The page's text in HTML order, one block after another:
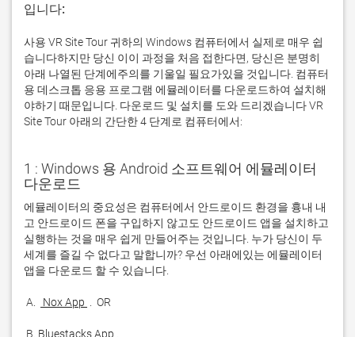
입니다:
사용 VR Site Tour 귀하의 Windows 컴퓨터에서 실제로 매우 쉽
습니다하지만 당신 이이 과정을 처음 접한다면, 당신은 분명히
아래 나열된 단계에주의를 기울일 필요가있을 것입니다. 컴퓨터
용 데스크톱 응용 프로그램 에뮬레이터를 다운로드하여 설치해
야하기 때문입니다. 다운로드 및 설치를 도와 드리겠습니다 VR
Site Tour 아래의 간단한 4 단계로 컴퓨터에서:
1 : Windows 용 Android 소프트웨어 에뮬레이터
다운로드
에뮬레이터의 중요성은 컴퓨터에서 안드로이드 환경을 흉내 내
고 안드로이드 폰을 구입하지 않고도 안드로이드 앱을 설치하고
실행하는 것을 매우 쉽게 만들어주는 것입니다. 누가 당신이 두
세계를 즐길 수 없다고 말합니까? 우선 아래에있는 에뮬레이터
A. Nox App
B. Bluestacks App